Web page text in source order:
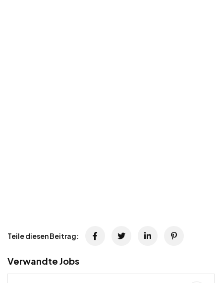
Teile diesen Beitrag:
Verwandte Jobs